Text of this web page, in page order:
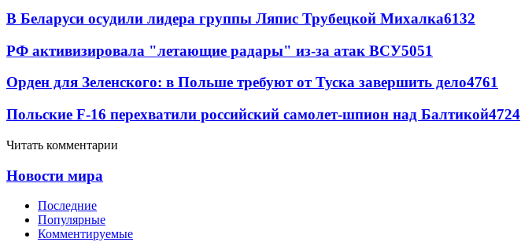
В Беларуси осудили лидера группы Ляпис Трубецкой Михалка6132
РФ активизировала "летающие радары" из-за атак ВСУ5051
Орден для Зеленского: в Польше требуют от Туска завершить дело4761
Польские F-16 перехватили российский самолет-шпион над Балтикой4724
Читать комментарии
Новости мира
Последние
Популярные
Комментируемые